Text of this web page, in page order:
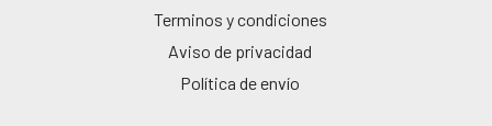
Terminos y condiciones
Aviso de privacidad
Política de envío